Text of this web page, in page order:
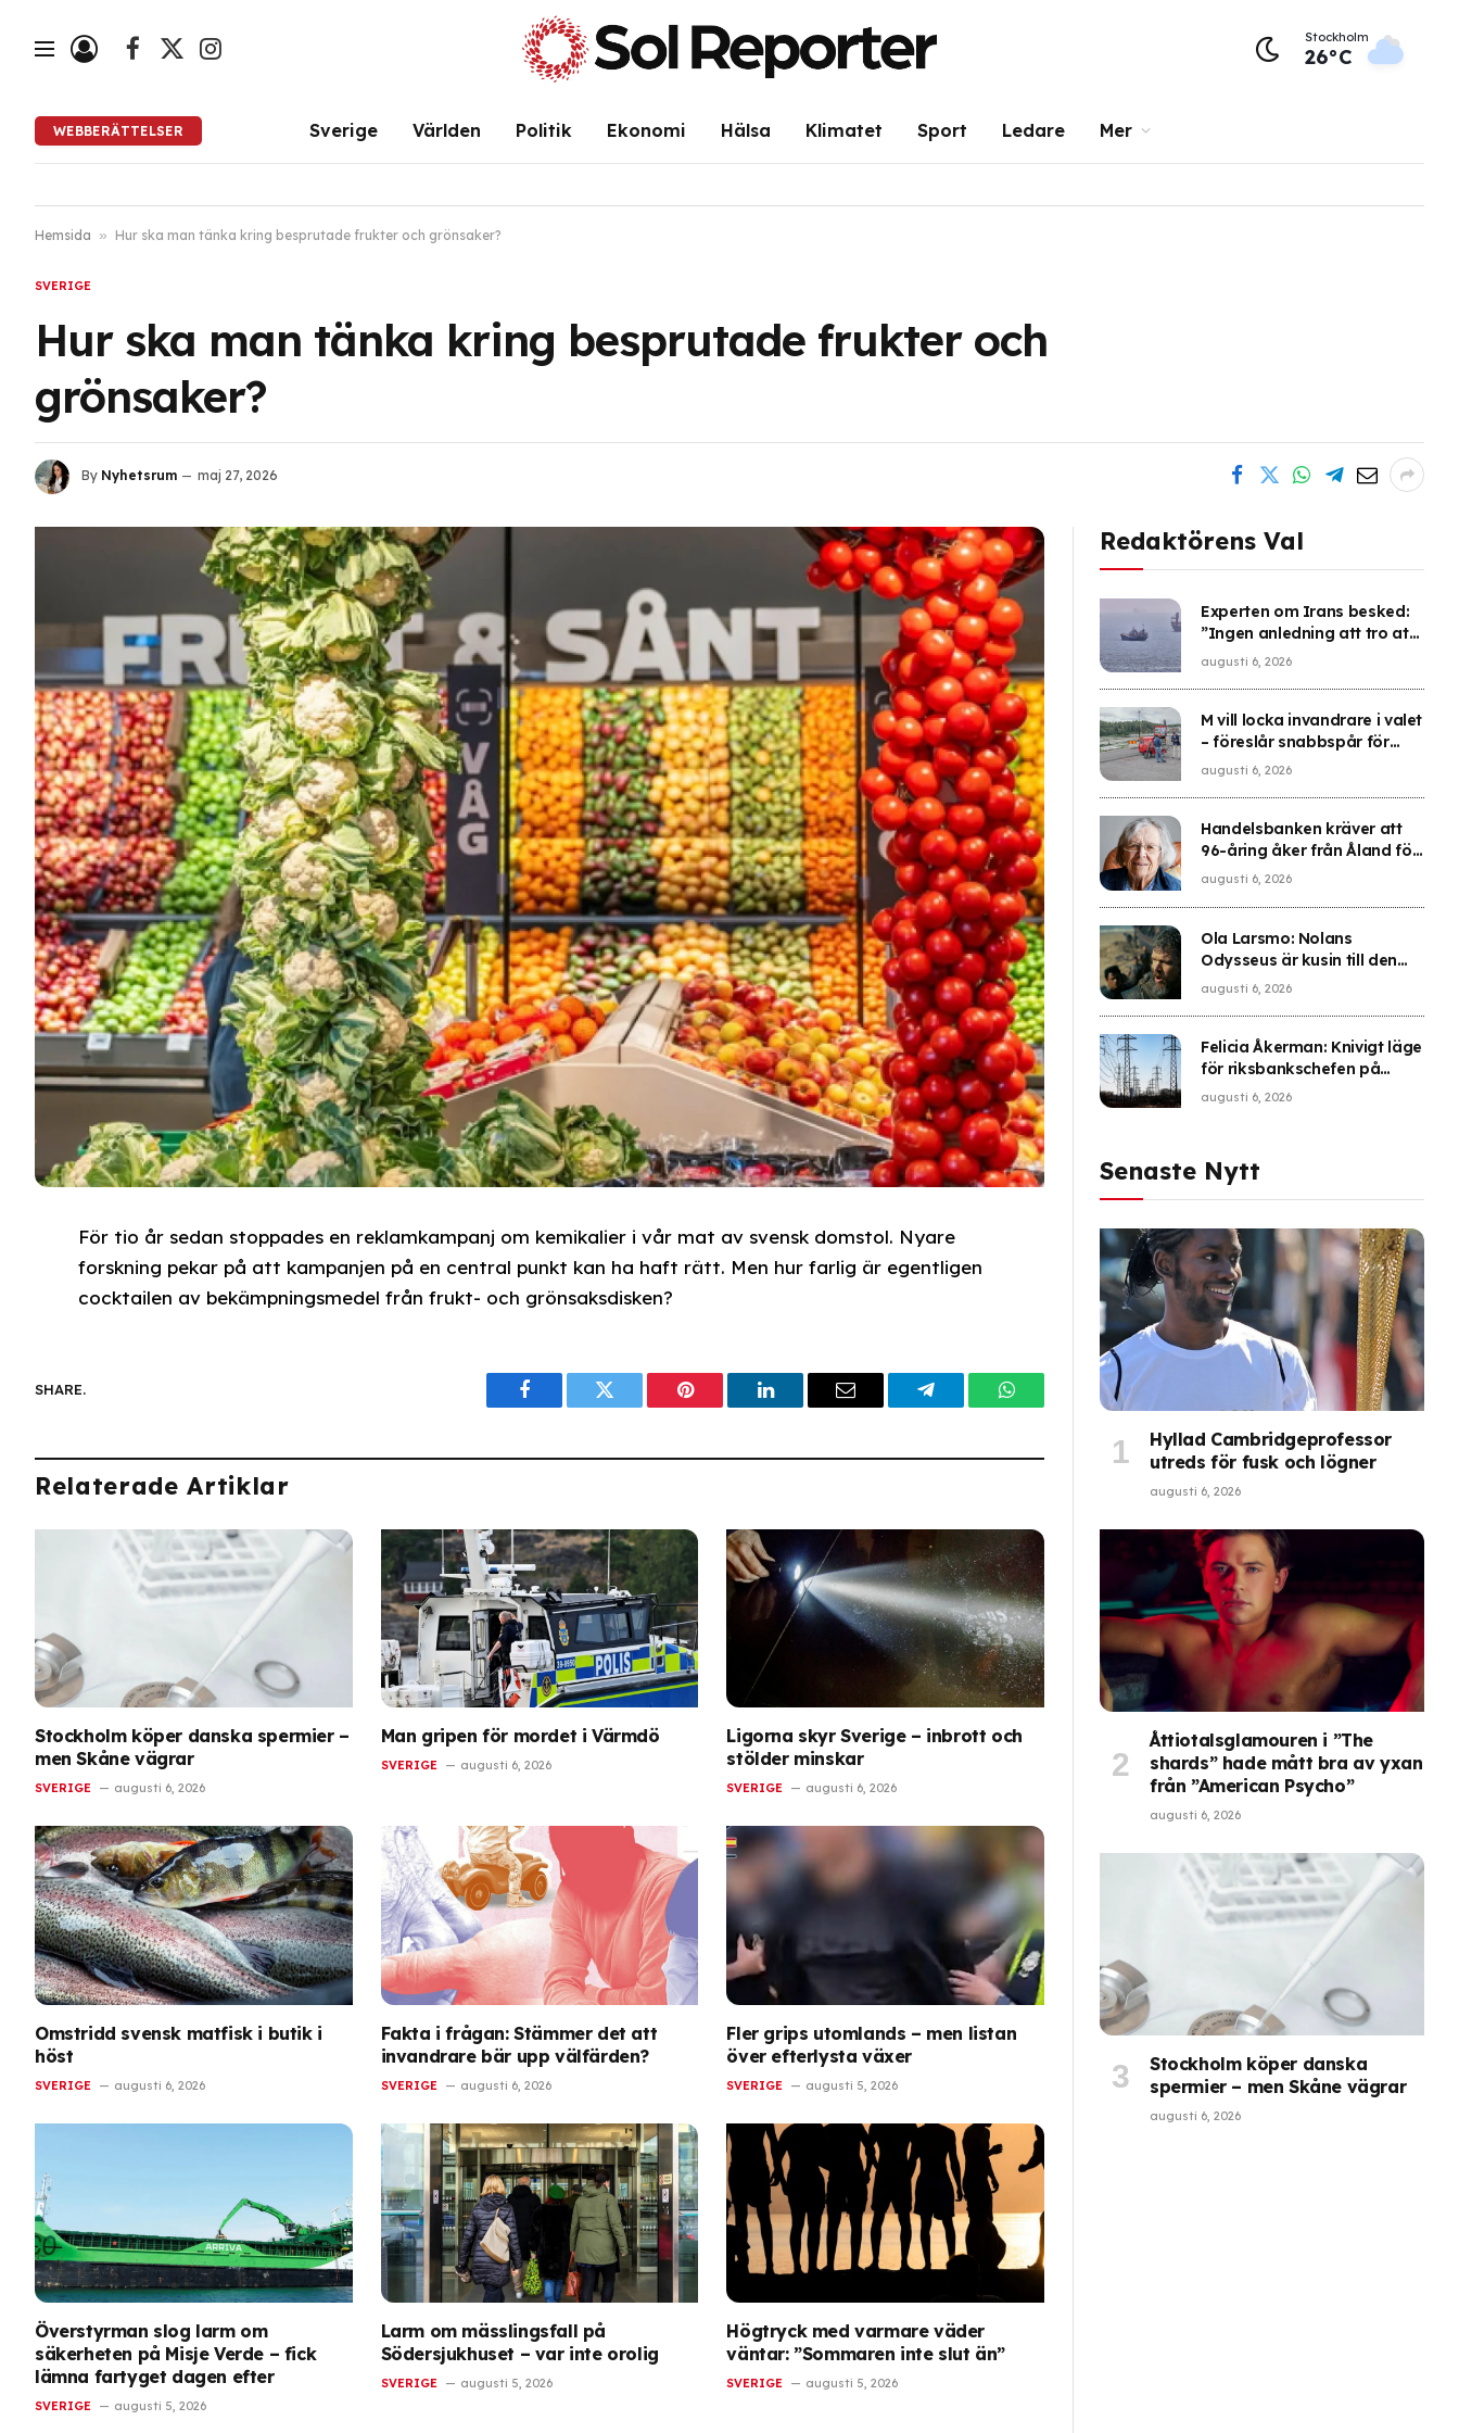
Facebook
X
Instagram
Stockholm
26°C
WEBBERÄTTELSER Sverige Världen Politik Ekonomi Hälsa Klimatet Sport Ledare Mer
Hemsida » Hur ska man tänka kring besprutade frukter och grönsaker?
SVERIGE
Hur ska man tänka kring besprutade frukter och
grönsaker?
By Nyhetsrum maj 27, 2026
För tio år sedan stoppades en reklamkampanj om kemikalier i vår mat av svensk domstol. Nyare
forskning pekar på att kampanjen på en central punkt kan ha haft rätt. Men hur farlig är egentligen
cocktailen av bekämpningsmedel från frukt- och grönsaksdisken?
SHARE.
FacebookTwitter PinterestLinkedInEmail TelegramWhatsApp
Relaterade Artiklar
Stockholm köper danska spermier –
men Skåne vägrar
SVERIGE augusti 6, 2026
Man gripen för mordet i Värmdö
SVERIGE augusti 6, 2026
Ligorna skyr Sverige – inbrott och
stölder minskar
SVERIGE augusti 6, 2026
Omstridd svensk matfisk i butik i
höst
SVERIGE augusti 6, 2026
Fakta i frågan: Stämmer det att
invandrare bär upp välfärden?
SVERIGE augusti 6, 2026
Fler grips utomlands – men listan
över efterlysta växer
SVERIGE augusti 5, 2026
Överstyrman slog larm om
säkerheten på Misje Verde – fick
lämna fartyget dagen efter
SVERIGE augusti 5, 2026
Larm om mässlingsfall på
Södersjukhuset – var inte orolig
SVERIGE augusti 5, 2026
Högtryck med varmare väder
väntar: ”Sommaren inte slut än”
SVERIGE augusti 5, 2026
Redaktörens Val
Experten om Irans besked:
”Ingen anledning att tro att
problemet är löst”
augusti 6, 2026
M vill locka invandrare i valet
– föreslår snabbspår för
medborgarskap
augusti 6, 2026
Handelsbanken kräver att
96-åring åker från Åland för
bank-id
augusti 6, 2026
Ola Larsmo: Nolans
Odysseus är kusin till den
plågade Oppenheimer
augusti 6, 2026
Felicia Åkerman: Knivigt läge
för riksbankschefen på
nästa räntemöte
augusti 6, 2026
Senaste Nytt
Hyllad Cambridgeprofessor
utreds för fusk och lögner
augusti 6, 2026
Åttiotalsglamouren i ”The
shards” hade mått bra av yxan
från ”American Psycho”
augusti 6, 2026
Stockholm köper danska
spermier – men Skåne vägrar
augusti 6, 2026